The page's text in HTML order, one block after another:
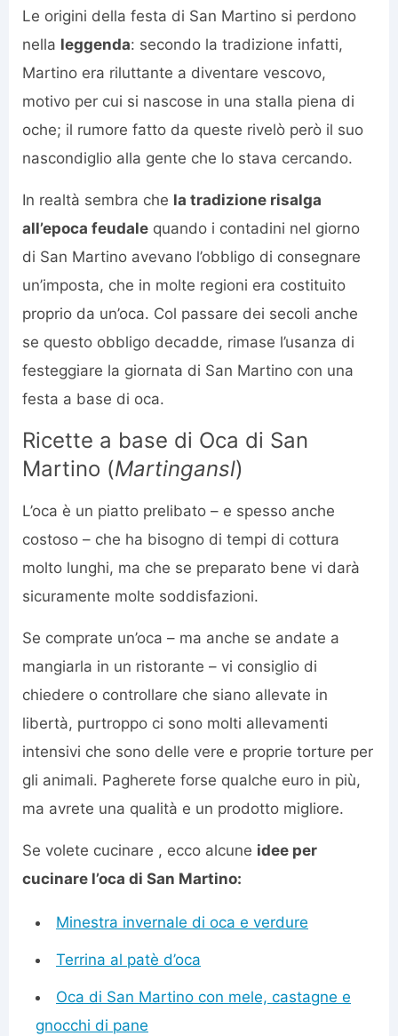
Le origini della festa di San Martino si perdono
nella leggenda: secondo la tradizione infatti,
Martino era riluttante a diventare vescovo,
motivo per cui si nascose in una stalla piena di
oche; il rumore fatto da queste rivelò però il suo
nascondiglio alla gente che lo stava cercando.
In realtà sembra che la tradizione risalga
all’epoca feudale quando i contadini nel giorno
di San Martino avevano l’obbligo di consegnare
un’imposta, che in molte regioni era costituito
proprio da un’oca. Col passare dei secoli anche
se questo obbligo decadde, rimase l’usanza di
festeggiare la giornata di San Martino con una
festa a base di oca.
Ricette a base di Oca di San
Martino (Martingansl)
L’oca è un piatto prelibato – e spesso anche
costoso – che ha bisogno di tempi di cottura
molto lunghi, ma che se preparato bene vi darà
sicuramente molte soddisfazioni.
Se comprate un’oca – ma anche se andate a
mangiarla in un ristorante – vi consiglio di
chiedere o controllare che siano allevate in
libertà, purtroppo ci sono molti allevamenti
intensivi che sono delle vere e proprie torture per
gli animali. Pagherete forse qualche euro in più,
ma avrete una qualità e un prodotto migliore.
Se volete cucinare , ecco alcune idee per
cucinare l’oca di San Martino:
Minestra invernale di oca e verdure
Terrina al patè d’oca
Oca di San Martino con mele, castagne e
gnocchi di pane